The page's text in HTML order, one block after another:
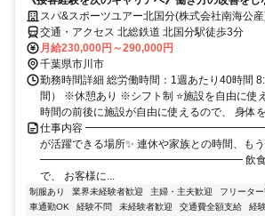
スパ&スポーツユアー北国分(株式会社南海公
交通・アクセス 北総鉄道 北国分駅徒歩3分
月給230,000円～290,000円
千葉県市川市
勤務時間詳細 総労働時間：1週あたり40時間
間） ※休憩あり ※シフト制 ⭐施設を自由に使
時間の前後に施設が自由に使えるので、 身体
仕事内容 ━━━━━━━━━━━━━━━━━━━
が活躍できる場所✨ 連休や家族との時間、もう
━━━━━━━━━━━━━━━━━━━ 飲食や
で、 お客様に...
制服あり 業界未経験者歓迎 主婦・主夫歓迎 フリータ
車通勤OK
経験不問 未経験者歓迎 交通費全額支給 経